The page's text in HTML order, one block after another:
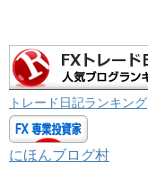
トレード日記ランキング
にほんブログ村